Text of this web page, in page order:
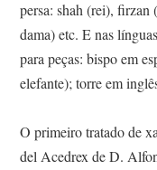
persa: shah (rei), firzan
dama) etc. E nas
para peças: bispo em
elefante); torre em
O primeiro tratado de
del Acedrex de D.